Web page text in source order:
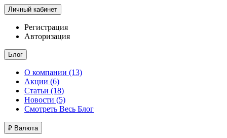
Личный кабинет
Регистрация
Авторизация
Блог
О компании (13)
Акции (6)
Статьи (18)
Новости (5)
Смотреть Весь Блог
₽ Валюта